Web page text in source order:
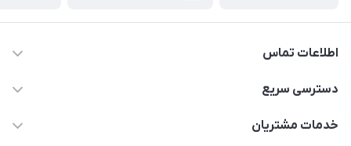
اطلاعات تماس
09398557137
دسترسی سریع
لیست محصولات
خدمات مشتریان